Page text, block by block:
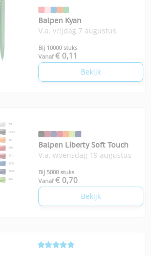
Balpen Kyan
V.a. vrijdag 7 augustus
Bij 10000 stuks
Vanaf € 0,11
Bekijk
Balpen Liberty Soft Touch
V.a. woensdag 19 augustus
Bij 5000 stuks
Vanaf € 0,70
Bekijk